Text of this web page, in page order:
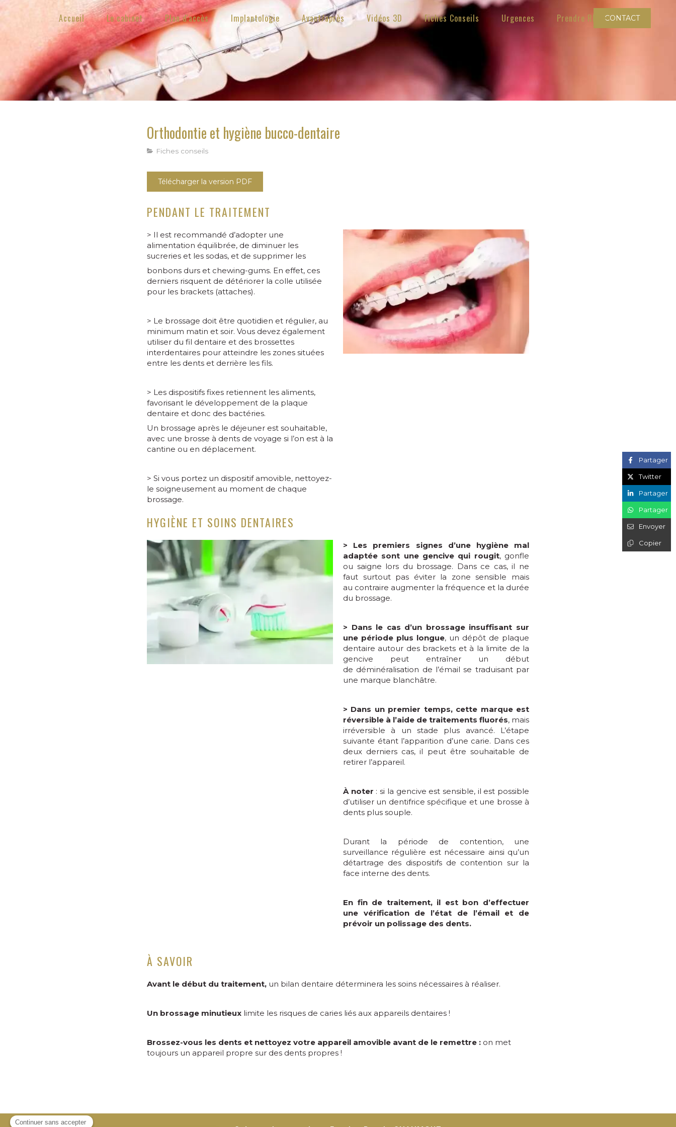
Accueil Le cabinet Plan d'accès Implantologie Avant/après Vidéos 3D Fiches Conseils Urgences Prendre RDV CONTACT
Orthodontie et hygiène bucco-dentaire
Fiches conseils
Télécharger la version PDF
PENDANT LE TRAITEMENT
> Il est recommandé d’adopter une
alimentation équilibrée, de diminuer les
sucreries et les sodas, et de supprimer les
bonbons durs et chewing-gums. En effet, ces
derniers risquent de détériorer la colle utilisée
pour les brackets (attaches).
> Le brossage doit être quotidien et régulier, au
minimum matin et soir. Vous devez également
utiliser du fil dentaire et des brossettes
interdentaires pour atteindre les zones situées
entre les dents et derrière les fils.
> Les dispositifs fixes retiennent les aliments,
favorisant le développement de la plaque
dentaire et donc des bactéries.
Un brossage après le déjeuner est souhaitable,
avec une brosse à dents de voyage si l’on est à la
cantine ou en déplacement.
> Si vous portez un dispositif amovible, nettoyez-
le soigneusement au moment de chaque
brossage.
HYGIÈNE ET SOINS DENTAIRES
> Les premiers signes d’une hygiène mal
adaptée sont une gencive qui rougit, gonfle
ou saigne lors du brossage. Dans ce cas, il ne
faut surtout pas éviter la zone sensible mais
au contraire augmenter la fréquence et la durée
du brossage.
> Dans le cas d’un brossage insuffisant sur
une période plus longue, un dépôt de plaque
dentaire autour des brackets et à la limite de la
gencive peut entraîner un début
de déminéralisation de l’émail se traduisant par
une marque blanchâtre.
> Dans un premier temps, cette marque est
réversible à l’aide de traitements fluorés, mais
irréversible à un stade plus avancé. L’étape
suivante étant l’apparition d’une carie. Dans ces
deux derniers cas, il peut être souhaitable de
retirer l’appareil.
À noter : si la gencive est sensible, il est possible
d’utiliser un dentifrice spécifique et une brosse à
dents plus souple.
Durant la période de contention, une
surveillance régulière est nécessaire ainsi qu’un
détartrage des dispositifs de contention sur la
face interne des dents.
En fin de traitement, il est bon d’effectuer
une vérification de l’état de l’émail et de
prévoir un polissage des dents.
À SAVOIR
Avant le début du traitement, un bilan dentaire déterminera les soins nécessaires à réaliser.
Un brossage minutieux limite les risques de caries liés aux appareils dentaires !
Brossez-vous les dents et nettoyez votre appareil amovible avant de le remettre : on met
toujours un appareil propre sur des dents propres !
Partager
Twitter
Partager
Partager
Envoyer
Copier